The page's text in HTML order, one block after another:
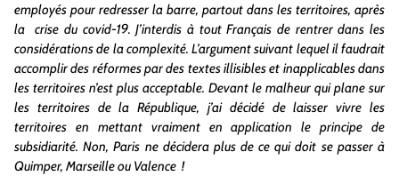
employés pour redresser la barre, partout dans les territoires, après
la crise du covid-19. J’interdis à tout Français de rentrer dans les
considérations de la complexité. L’argument suivant lequel il faudrait
accomplir des réformes par des textes illisibles et inapplicables dans
les territoires n’est plus acceptable. Devant le malheur qui plane sur
les territoires de la République, j’ai décidé de laisser vivre les
territoires en mettant vraiment en application le principe de
subsidiarité. Non, Paris ne décidera plus de ce qui doit se passer à
Quimper, Marseille ou Valence !